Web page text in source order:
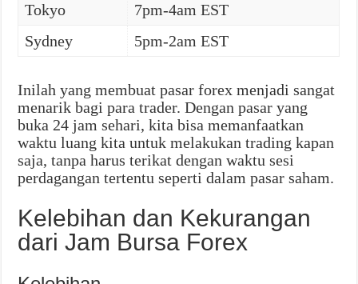
Tokyo
7pm-4am EST
Sydney
5pm-2am EST
Inilah yang membuat pasar forex menjadi sangat
menarik bagi para trader. Dengan pasar yang
buka 24 jam sehari, kita bisa memanfaatkan
waktu luang kita untuk melakukan trading kapan
saja, tanpa harus terikat dengan waktu sesi
perdagangan tertentu seperti dalam pasar saham.
Kelebihan dan Kekurangan
dari Jam Bursa Forex